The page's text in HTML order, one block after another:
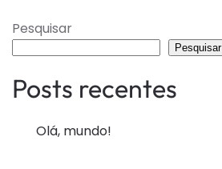
Pesquisar
Pesquisar
Posts recentes
Olá, mundo!